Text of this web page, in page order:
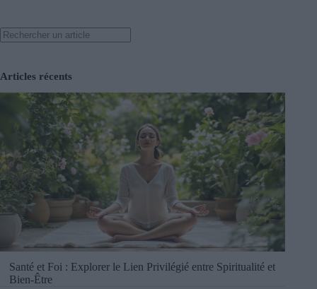
Search
Articles récents
Santé et Foi : Explorer le Lien Privilégié entre Spiritualité et
Bien-Être